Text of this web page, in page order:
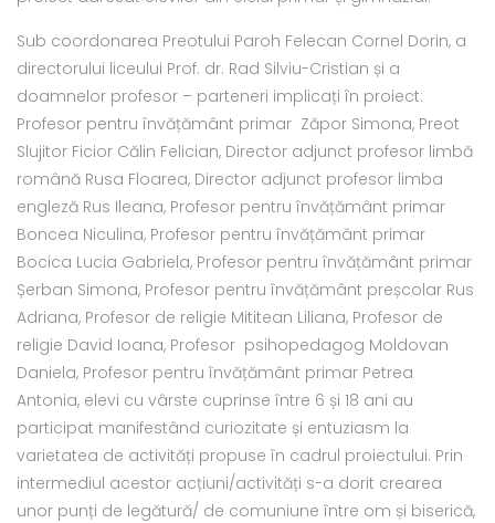
Sub coordonarea Preotului Paroh Felecan Cornel Dorin, a
directorului liceului Prof. dr. Rad Silviu-Cristian și a
doamnelor profesor – parteneri implicați în proiect:
Profesor pentru învățământ primar Zăpor Simona, Preot
Slujitor Ficior Călin Felician, Director adjunct profesor limbă
română Rusa Floarea, Director adjunct profesor limba
engleză Rus Ileana, Profesor pentru învățământ primar
Boncea Niculina, Profesor pentru învățământ primar
Bocica Lucia Gabriela, Profesor pentru învățământ primar
Șerban Simona, Profesor pentru învățământ preșcolar Rus
Adriana, Profesor de religie Mititean Liliana, Profesor de
religie David Ioana, Profesor psihopedagog Moldovan
Daniela, Profesor pentru învățământ primar Petrea
Antonia, elevi cu vârste cuprinse între 6 și 18 ani au
participat manifestând curiozitate și entuziasm la
varietatea de activități propuse în cadrul proiectului. Prin
intermediul acestor acțiuni/activități s-a dorit crearea
unor punți de legătură/ de comuniune între om și biserică,